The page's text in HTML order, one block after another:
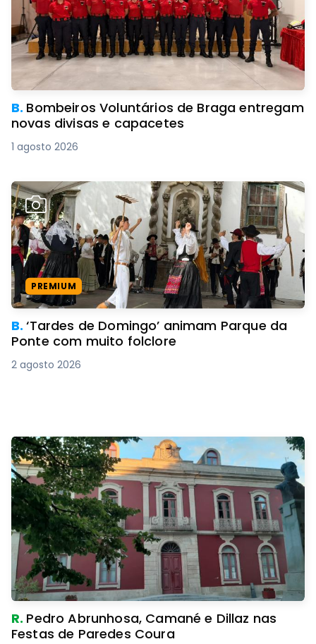
B. Bombeiros Voluntários de Braga entregam
novas divisas e capacetes
1 agosto 2026
PREMIUM
B.‘Tardes de Domingo’ animam Parque da
Ponte com muito folclore
2 agosto 2026
R. Pedro Abrunhosa, Camané e Dillaz nas
Festas de Paredes Coura